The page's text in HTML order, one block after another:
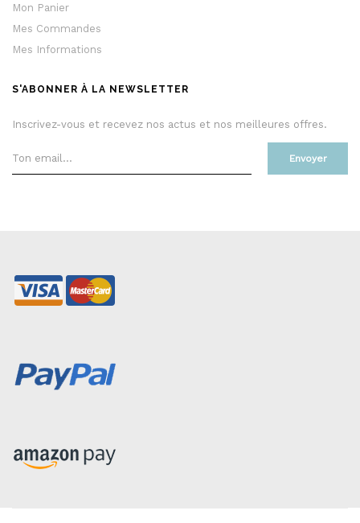
Mon Panier
Mes Commandes
Mes Informations
S'ABONNER À LA NEWSLETTER
Inscrivez-vous et recevez nos actus et nos meilleures offres.
Envoyer